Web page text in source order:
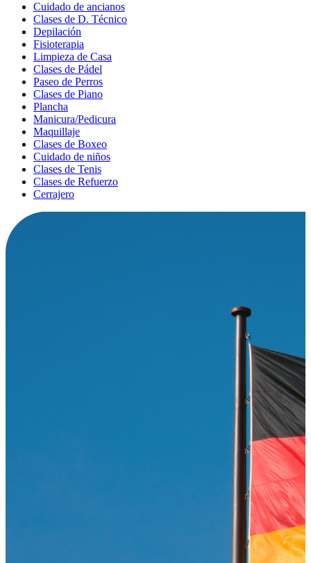
Cuidado de ancianos
Clases de D. Técnico
Depilación
Fisioterapia
Limpieza de Casa
Clases de Pádel
Paseo de Perros
Clases de Piano
Plancha
Manicura/Pedicura
Maquillaje
Clases de Boxeo
Cuidado de niños
Clases de Tenis
Clases de Refuerzo
Cerrajero